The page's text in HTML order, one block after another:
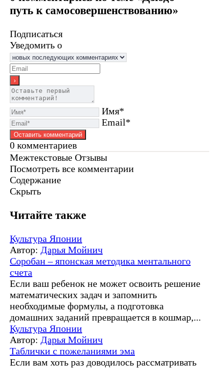
путь к самосовершенствованию»
Подписаться
Уведомить о
Имя*
Email*
0 комментариев
Межтекстовые Отзывы
Посмотреть все комментарии
Содержание
Скрыть
Читайте также
Культура Японии
Автор: Дарья Мойнич
Соробан – японская методика ментального
счета
Если ваш ребенок не может освоить решение
математических задач и запомнить
необходимые формулы, а подготовка
домашних заданий превращается в кошмар,...
Культура Японии
Автор: Дарья Мойнич
Таблички с пожеланиями эма
Если вам хоть раз доводилось рассматривать